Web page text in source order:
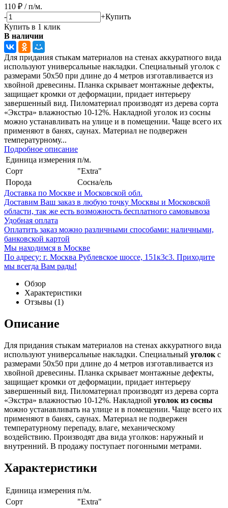
110 ₽ /п/м.
-
+Купить
Купить в 1 клик
В наличии
Для придания стыкам материалов на стенах аккуратного вида
используют универсальные накладки. Специальный уголок с
размерами 50х50 при длине до 4 метров изготавливается из
хвойной древесины. Планка скрывает монтажные дефекты,
защищает кромки от деформации, придает интерьеру
завершенный вид. Пиломатериал производят из дерева сорта
«Экстра» влажностью 10-12%. Накладной уголок из сосны
можно устанавливать на улице и в помещении. Чаще всего их
применяют в банях, саунах. Материал не подвержен
температурному...
Подробное описание
Единица измерения п/м.
Сорт
"Extra"
Порода
Сосна/ель
Доставка по Москве и Московской обл.
Доставим Ваш заказ в любую точку Москвы и Московской
области, так же есть возможность бесплатного самовывоза
Удобная оплата
Оплатить заказ можно различными способами: наличными,
банковской картой
Мы находимся в Москве
По адресу: г. Москва Рублевское шоссе, 151к3с3. Приходите
мы всегда Вам рады!
Обзор
Характеристики
Отзывы (1)
Описание
Для придания стыкам материалов на стенах аккуратного вида
используют универсальные накладки. Специальный уголок с
размерами 50х50 при длине до 4 метров изготавливается из
хвойной древесины. Планка скрывает монтажные дефекты,
защищает кромки от деформации, придает интерьеру
завершенный вид. Пиломатериал производят из дерева сорта
«Экстра» влажностью 10-12%. Накладной уголок из сосны
можно устанавливать на улице и в помещении. Чаще всего их
применяют в банях, саунах. Материал не подвержен
температурному перепаду, влаге, механическому
воздействию. Производят два вида уголков: наружный и
внутренний. В продажу поступает погонными метрами.
Характеристики
Единица измерения п/м.
Сорт
"Extra"